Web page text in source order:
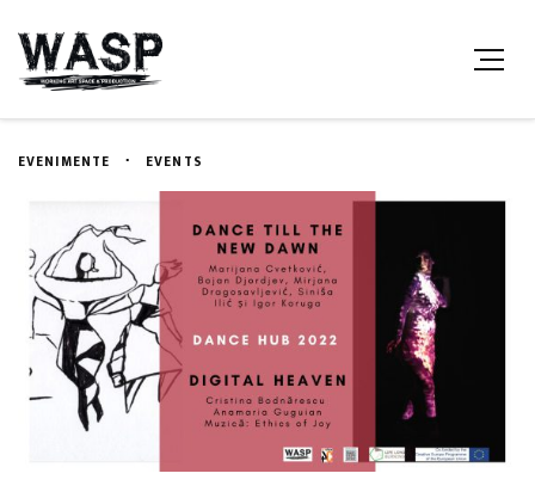
EVENIMENTE EVENTS